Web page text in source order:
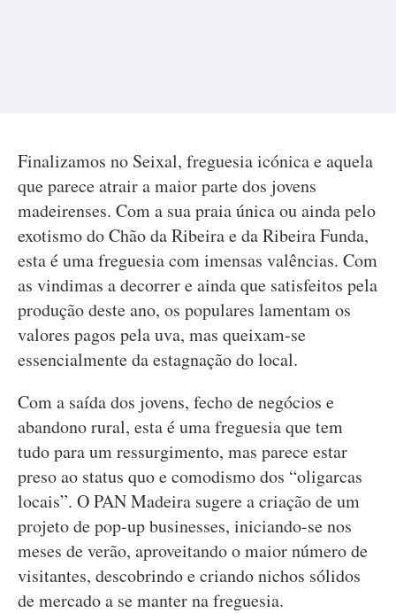
Finalizamos no Seixal, freguesia icónica e aquela
que parece atrair a maior parte dos jovens
madeirenses. Com a sua praia única ou ainda pelo
exotismo do Chão da Ribeira e da Ribeira Funda,
esta é uma freguesia com imensas valências. Com
as vindimas a decorrer e ainda que satisfeitos pela
produção deste ano, os populares lamentam os
valores pagos pela uva, mas queixam-se
essencialmente da estagnação do local.
Com a saída dos jovens, fecho de negócios e
abandono rural, esta é uma freguesia que tem
tudo para um ressurgimento, mas parece estar
preso ao status quo e comodismo dos “oligarcas
locais”. O PAN Madeira sugere a criação de um
projeto de pop-up businesses, iniciando-se nos
meses de verão, aproveitando o maior número de
visitantes, descobrindo e criando nichos sólidos
de mercado a se manter na freguesia.